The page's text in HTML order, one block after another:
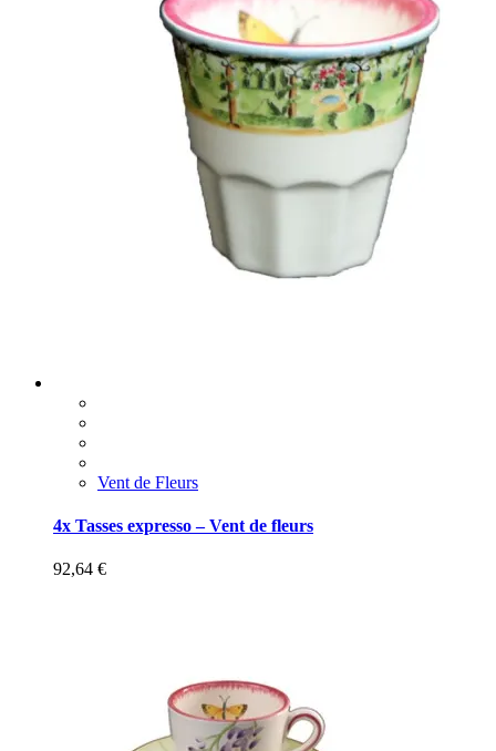
Vent de Fleurs
4x Tasses expresso – Vent de fleurs
92,64 €